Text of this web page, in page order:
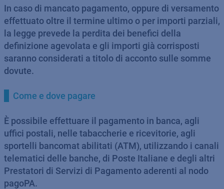
In caso di mancato pagamento, oppure di versamento
effettuato oltre il termine ultimo o per importi parziali,
la legge prevede la perdita dei benefici della
definizione agevolata e gli importi già corrisposti
saranno considerati a titolo di acconto sulle somme
dovute.
Come e dove pagare
È possibile effettuare il pagamento in banca, agli
uffici postali, nelle tabaccherie e ricevitorie, agli
sportelli bancomat abilitati (ATM), utilizzando i canali
telematici delle banche, di Poste Italiane e degli altri
Prestatori di Servizi di Pagamento aderenti al nodo
pagoPA.